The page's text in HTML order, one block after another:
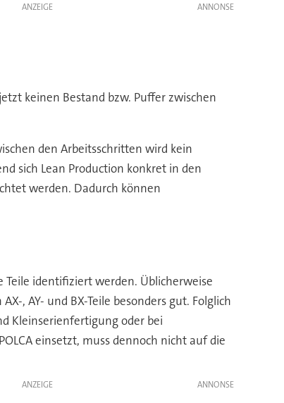
ANZEIGE
keinen Bestand bzw. Puffer zwischen
den Arbeitsschritten wird kein
sich Lean Production konkret in den
werden. Dadurch können
Teile identifiziert werden. Üblicherweise
, AY- und BX-Teile besonders gut. Folglich
Kleinserienfertigung oder bei
einsetzt, muss dennoch nicht auf die
ANZEIGE